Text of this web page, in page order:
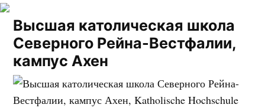
Высшая католическая школа
Северного Рейна-Вестфалии,
кампус Ахен